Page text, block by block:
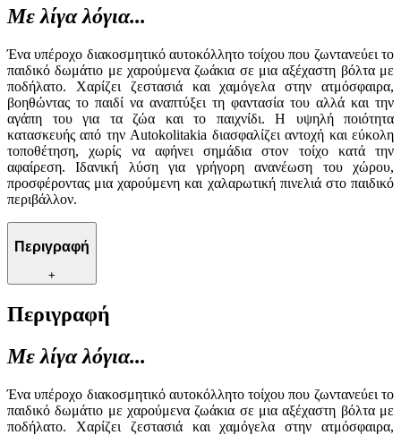
Με λίγα λόγια...
Ένα υπέροχο διακοσμητικό αυτοκόλλητο τοίχου που ζωντανεύει το
παιδικό δωμάτιο με χαρούμενα ζωάκια σε μια αξέχαστη βόλτα με
ποδήλατο. Χαρίζει ζεστασιά και χαμόγελα στην ατμόσφαιρα,
βοηθώντας το παιδί να αναπτύξει τη φαντασία του αλλά και την
αγάπη του για τα ζώα και το παιχνίδι. Η υψηλή ποιότητα
κατασκευής από την Autokolitakia διασφαλίζει αντοχή και εύκολη
τοποθέτηση, χωρίς να αφήνει σημάδια στον τοίχο κατά την
αφαίρεση. Ιδανική λύση για γρήγορη ανανέωση του χώρου,
προσφέροντας μια χαρούμενη και χαλαρωτική πινελιά στο παιδικό
περιβάλλον.
Περιγραφή
+
Περιγραφή
Με λίγα λόγια...
Ένα υπέροχο διακοσμητικό αυτοκόλλητο τοίχου που ζωντανεύει το
παιδικό δωμάτιο με χαρούμενα ζωάκια σε μια αξέχαστη βόλτα με
ποδήλατο. Χαρίζει ζεστασιά και χαμόγελα στην ατμόσφαιρα,